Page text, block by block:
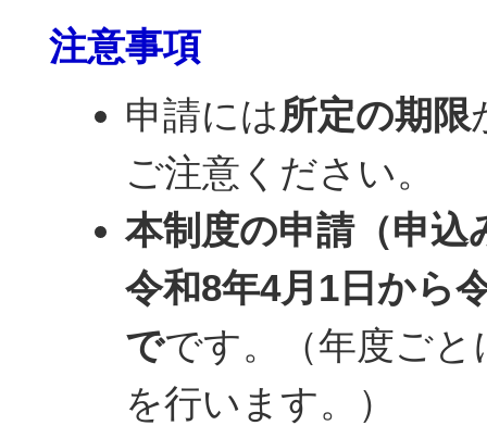
注意事項
申請には所定の期限
ご注意ください。
本制度の申請（申込
令和8年4月1日から
でです。（年度ごと
を行います。）